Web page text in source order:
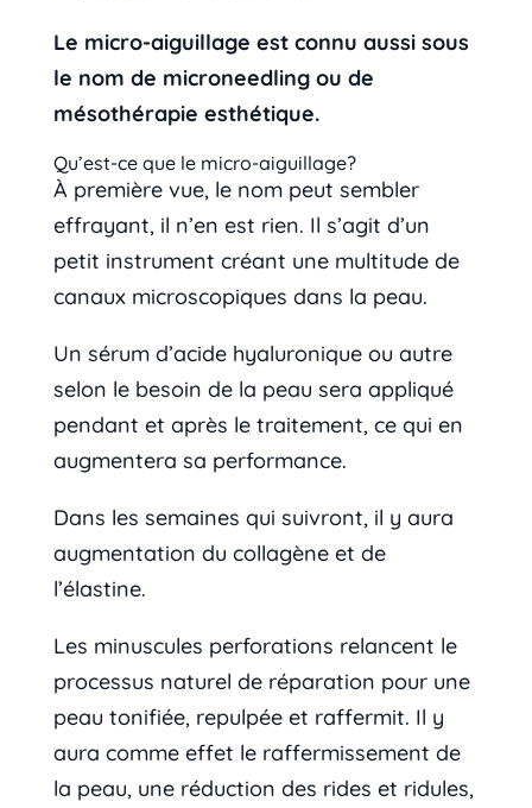
Le micro-aiguillage est connu aussi sous
le nom de microneedling ou de
mésothérapie esthétique.
Qu’est-ce que le micro-aiguillage?
À première vue, le nom peut sembler
effrayant, il n’en est rien. Il s’agit d’un
petit instrument créant une multitude de
canaux microscopiques dans la peau.
Un sérum d’acide hyaluronique ou autre
selon le besoin de la peau sera appliqué
pendant et après le traitement, ce qui en
augmentera sa performance.
Dans les semaines qui suivront, il y aura
augmentation du collagène et de
l’élastine.
Les minuscules perforations relancent le
processus naturel de réparation pour une
peau tonifiée, repulpée et raffermit. Il y
aura comme effet le raffermissement de
la peau, une réduction des rides et ridules,